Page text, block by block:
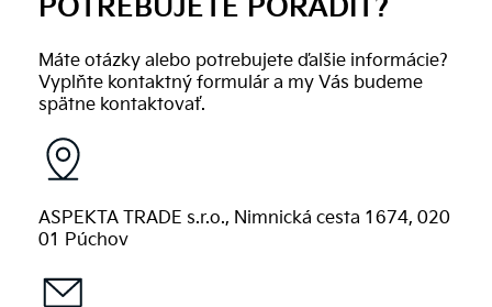
POTREBUJETE PORADIŤ?
Máte otázky alebo potrebujete ďalšie informácie?
Vyplňte kontaktný formulár a my Vás budeme
spätne kontaktovať.
ASPEKTA TRADE s.r.o., Nimnická cesta 1674, 020
01 Púchov